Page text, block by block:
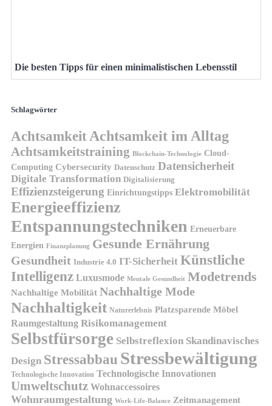
Die besten Tipps für einen minimalistischen Lebensstil
Schlagwörter
AchtsamkeitAchtsamkeit im Alltag
Achtsamkeitstraining Blockchain-Technologie Cloud-
Computing Cybersecurity Datenschutz Datensicherheit
Digitale Transformation Digitalisierung
Effizienzsteigerung Einrichtungstipps Elektromobilität
Energieeffizienz
Entspannungstechniken Erneuerbare
Energien Finanzplanung Gesunde Ernährung
Gesundheit Industrie 4.0 IT-Sicherheit Künstliche
Intelligenz Luxusmode Mentale Gesundheit Modetrends
Nachhaltige Mobilität Nachhaltige Mode
Nachhaltigkeit Naturerlebnis Platzsparende Möbel
Raumgestaltung Risikomanagement
Selbstfürsorge Selbstreflexion Skandinavisches
Design Stressabbau Stressbewältigung
Technologische Innovation Technologische Innovationen
Umweltschutz Wohnaccessoires
Wohnraumgestaltung Work-Life-Balance Zeitmanagement